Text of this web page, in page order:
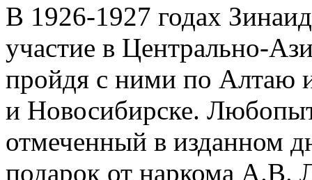
В 1926-1927 годах
участие в Центрально-
пройдя с ними по Алтаю
и Новосибирске.
отмеченный в изданном
подарок от наркома А.В.